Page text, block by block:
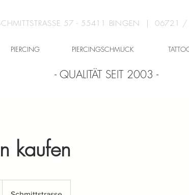
57 - 55411 BINGEN | 06721
PIERCING PIERCINGSCHMUCK
- QUALITÄT SEIT 2003 -
kaufen